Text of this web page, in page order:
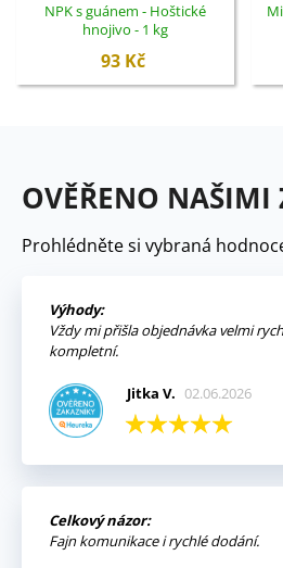
NPK s guánem - Hoštické
hnojivo - 1 kg
93 Kč
OVĚŘENO NAŠIMI
Prohlédněte si vybraná
Výhody:
Vždy mi přišla objednávka velmi
kompletní.
Jitka V. 02.06.2026
Celkový názor:
Fajn komunikace i rychlé dodání.